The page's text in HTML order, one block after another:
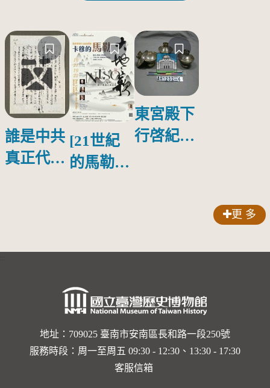
誰是中共
真正代言
[21世紀
的馬勒、
的依戀—
勒大地之
歌]【對
世界與生
命的依戀
東宮殿下
行啓紀念
更 多
地址：709025 臺南市安南區長和路一段250號
服務時段：周一至周五 09:30 - 12:30、13:30 - 17:30
客服信箱